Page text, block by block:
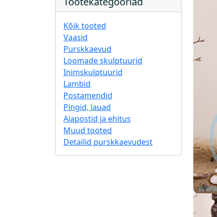
Kõik tooted
Vaasid
Purskkaevud
Loomade skulptuurid
Inimskulptuurid
Lambid
Postamendid
Pingid, lauad
Aiapostid ja ehitus
Muud tooted
Detailid purskkaevudest